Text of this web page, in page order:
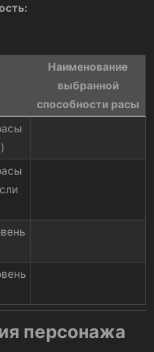
Наименование
выбранной
способности расы​
персонажа